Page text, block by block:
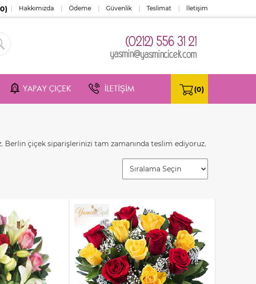
Hakkımızda Ödeme Güvenlik Teslimat İletişim
YAPAY ÇIÇEK İLETİŞİM (0)
çiçek siparişlerinizi tam zamanında teslim ediyoruz.